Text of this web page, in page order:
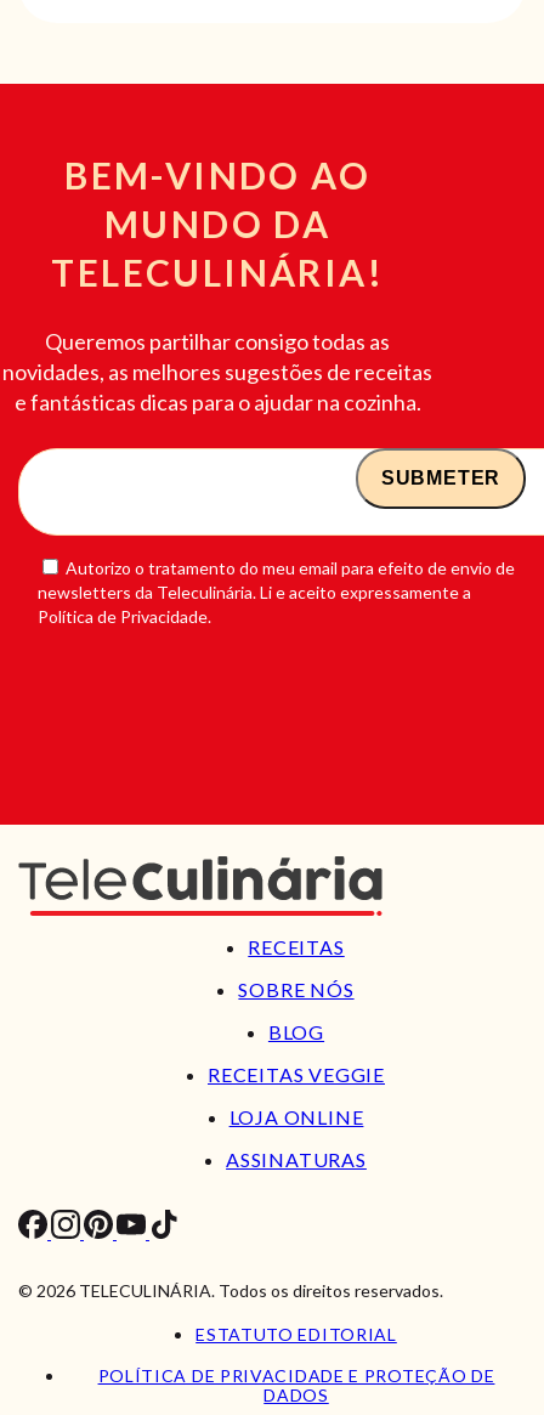
BEM-VINDO AO
MUNDO DA
TELECULINÁRIA!
Queremos partilhar consigo todas as
novidades, as melhores sugestões de receitas
e fantásticas dicas para o ajudar na cozinha.
Autorizo o tratamento do meu email para efeito de envio de
newsletters da Teleculinária. Li e aceito expressamente a
Política de Privacidade.
RECEITAS
SOBRE NÓS
BLOG
RECEITAS VEGGIE
LOJA ONLINE
ASSINATURAS
© 2026 TELECULINÁRIA. Todos os direitos reservados.
ESTATUTO EDITORIAL
POLÍTICA DE PRIVACIDADE E PROTEÇÃO DE
DADOS